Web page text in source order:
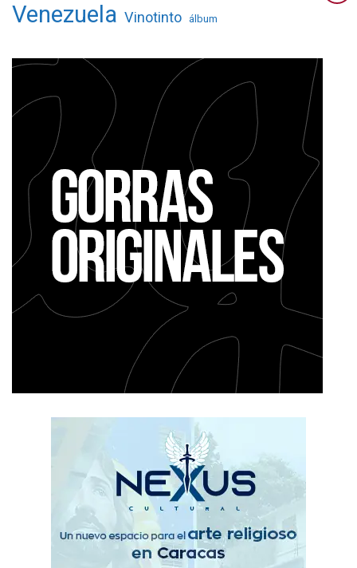
Venezuela Vinotinto álbum